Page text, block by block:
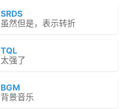
SRDS
虽然但是，表示转折
TQL
太强了
BGM
背景音乐